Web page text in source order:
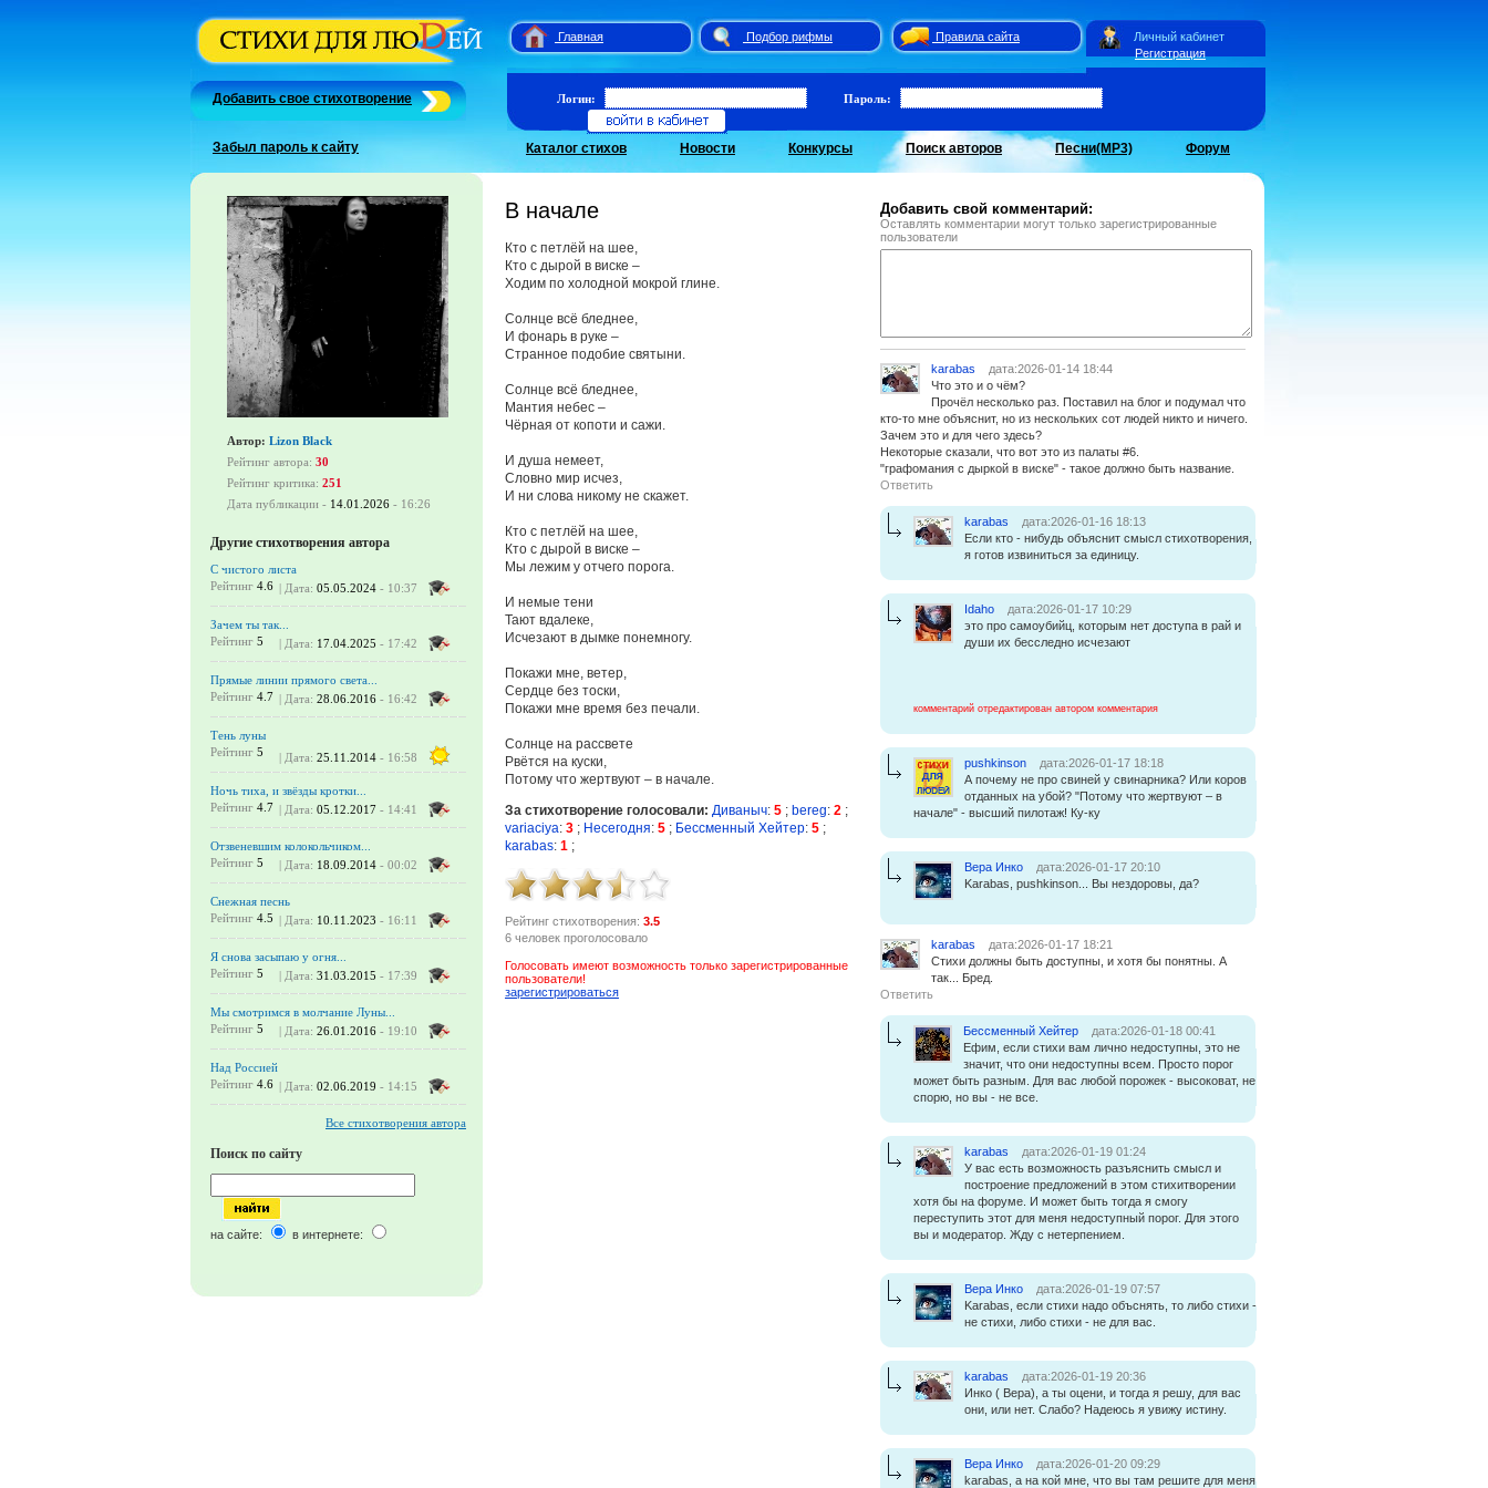
Главная Подбор рифмы
Правила сайта
Регистрация
Личный кабинет
Добавить свое стихотворение
Забыл пароль к сайту
Логин: Пароль:
Каталог стихов Новости Конкурсы Поиск авторов Песни(MP3) Форум
Автор: Lizon Black
Рейтинг автора: 30
Рейтинг критика: 251
Дата публикации - 14.01.2026 - 16:26
Другие стихотворения автора
С чистого листа
Рейтинг 4.6 | Дата: 05.05.2024 - 10:37
Зачем ты так...
Рейтинг 5 | Дата: 17.04.2025 - 17:42
Прямые линии прямого света...
Рейтинг 4.7 | Дата: 28.06.2016 - 16:42
Тень луны
Рейтинг 5 | Дата: 25.11.2014 - 16:58
Ночь тиха, и звёзды кротки...
Рейтинг 4.7 | Дата: 05.12.2017 - 14:41
Отзвеневшим колокольчиком...
Рейтинг 5 | Дата: 18.09.2014 - 00:02
Снежная песнь
Рейтинг 4.5 | Дата: 10.11.2023 - 16:11
Я снова засыпаю у огня...
Рейтинг 5 | Дата: 31.03.2015 - 17:39
Мы смотримся в молчание Луны...
Рейтинг 5 | Дата: 26.01.2016 - 19:10
Над Россией
Рейтинг 4.6 | Дата: 02.06.2019 - 14:15
Все стихотворения автора
Поиск по сайту
на сайте: в интернете:
В начале
Кто с петлёй на шее,
Кто с дырой в виске –
Ходим по холодной мокрой глине.
Солнце всё бледнее,
И фонарь в руке –
Странное подобие святыни.
Солнце всё бледнее,
Мантия небес –
Чёрная от копоти и сажи.
И душа немеет,
Словно мир исчез,
И ни слова никому не скажет.
Кто с петлёй на шее,
Кто с дырой в виске –
Мы лежим у отчего порога.
И немые тени
Тают вдалеке,
Исчезают в дымке понемногу.
Покажи мне, ветер,
Сердце без тоски,
Покажи мне время без печали.
Солнце на рассвете
Рвётся на куски,
Потому что жертвуют – в начале.
За стихотворение голосовали: Диваныч: 5 ; bereg: 2 ;
variaciya: 3 ; Несегодня: 5 ; Бессменный Хейтер: 5 ;
karabas: 1 ;
Рейтинг стихотворения: 3.5
6 человек проголосовало
Голосовать имеют возможность только зарегистрированные
пользователи!
зарегистрироваться
Добавить свой комментарий:
Оставлять комментарии могут только зарегистрированные
пользователи
karabas
дата:2026-01-14 18:44
Что это и о чём?
Прочёл несколько раз. Поставил на блог и подумал что
кто-то мне объяснит, но из нескольких сот людей никто и ничего.
Зачем это и для чего здесь?
Некоторые сказали, что вот это из палаты #6.
"графомания с дыркой в виске" - такое должно быть название.
Ответить
karabas
дата:2026-01-16 18:13
Если кто - нибудь объяснит смысл стихотворения,
я готов извиниться за единицу.
Idaho
дата:2026-01-17 10:29
это про самоубийц, которым нет доступа в рай и
души их бесследно исчезают
комментарий отредактирован автором комментария
pushkinson
дата:2026-01-17 18:18
А почему не про свиней у свинарника? Или коров
отданных на убой? "Потому что жертвуют – в
начале" - высший пилотаж! Ку-ку
Вера Инко
дата:2026-01-17 20:10
Karabas, pushkinson... Вы нездоровы, да?
karabas
дата:2026-01-17 18:21
Стихи должны быть доступны, и хотя бы понятны. А
так... Бред.
Ответить
Бессменный Хейтер
дата:2026-01-18 00:41
Ефим, если стихи вам лично недоступны, это не
значит, что они недоступны всем. Просто порог
может быть разным. Для вас любой порожек - высоковат, не
спорю, но вы - не все.
karabas
дата:2026-01-19 01:24
У вас есть возможность разъяснить смысл и
построение предложений в этом стихитворении
хотя бы на форуме. И может быть тогда я смогу
переступить этот для меня недоступный порог. Для этого
вы и модератор. Жду с нетерпением.
Вера Инко
дата:2026-01-19 07:57
Karabas, если стихи надо объснять, то либо стихи -
не стихи, либо стихи - не для вас.
karabas
дата:2026-01-19 20:36
Инко ( Вера), а ты оцени, и тогда я решу, для вас
они, или нет. Слабо? Надеюсь я увижу истину.
Вера Инко
дата:2026-01-20 09:29
karabas, а на кой мне, что вы там решите для меня